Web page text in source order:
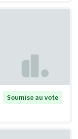
Soumise au vote